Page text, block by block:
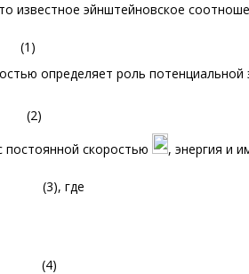
известное эйнштейновское
определяет роль
постоянной скоростью
, энергия и
(3), где